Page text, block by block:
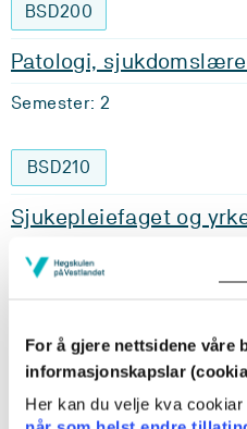
For å gjere nettsidene våre
informasjonskapslar
Her kan du velje kva
BSD200
Patologi,
Semester: 2
BSD210
Sjukepleiefaget og
spesialisthelsetenesta
praksisstudier i
BSD220